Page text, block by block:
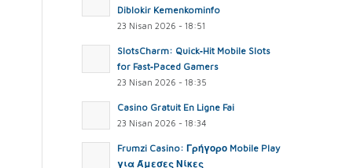
Diblokir Kemenkominfo
23 Nisan 2026 - 18:51
SlotsCharm: Quick‑Hit Mobile Slots
for Fast‑Paced Gamers
23 Nisan 2026 - 18:35
Casino Gratuit En Ligne Fai
23 Nisan 2026 - 18:34
Frumzi Casino: Γρήγορο Mobile Play
για Άμεσες Νίκες